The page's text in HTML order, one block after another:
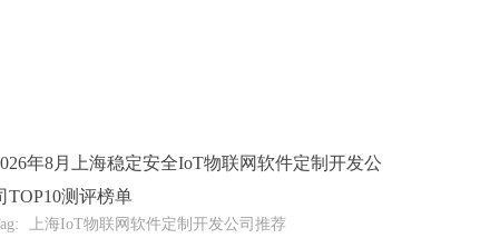
年8月上海稳定安全IoT物联网软件定制开发公
TOP10测评榜单
上海IoT物联网软件定制开发公司推荐